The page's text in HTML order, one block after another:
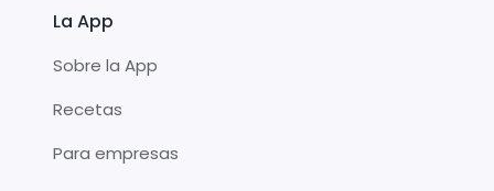
La App
Sobre la App
Recetas
Para empresas